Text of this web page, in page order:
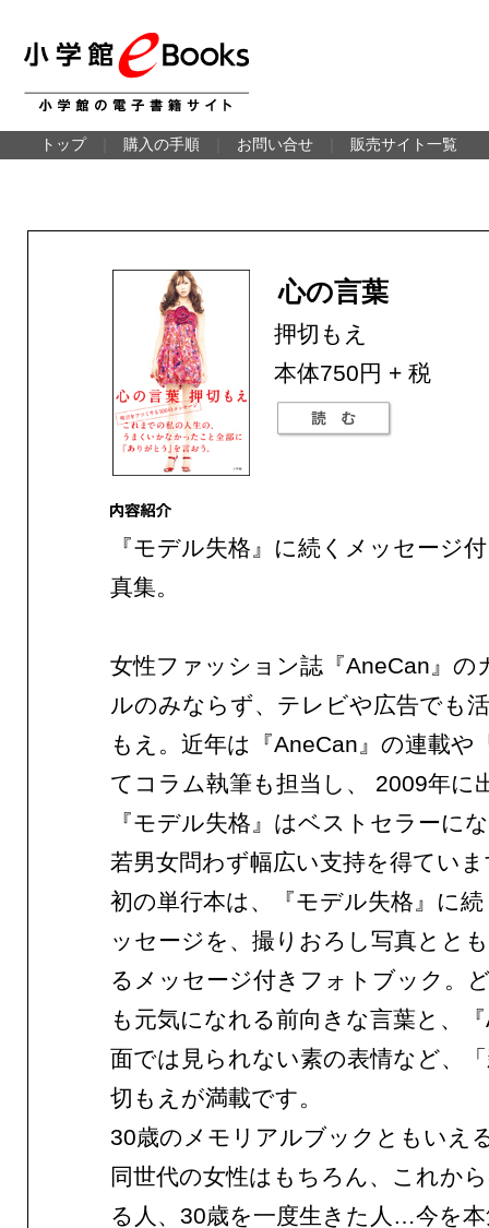
トップ 購入の手順 お問い合せ 販売サイト一覧
心の言葉
押切もえ
本体750円 + 税
『モデル失格』に続くメッセージ
真集。
女性ファッション誌『AneCan』の
ルのみならず、テレビや広告でも
もえ。近年は『AneCan』の連載や
てコラム執筆も担当し、 2009年に
『モデル失格』はベストセラーに
若男女問わず幅広い支持を得てい
初の単行本は、『モデル失格』に
ッセージを、撮りおろし写真とと
るメッセージ付きフォトブック。
も元気になれる前向きな言葉と、
面では見られない素の表情など、
切もえが満載です。
30歳のメモリアルブックともいえ
同世代の女性はもちろん、これか
る人、30歳を一度生きた人…今を